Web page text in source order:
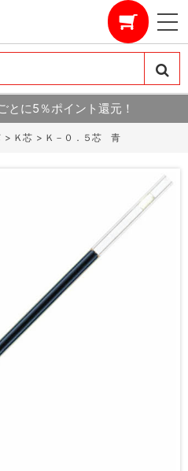
とに5％ポイント還元！
> Ｋ芯 > Ｋ－０．５芯 青